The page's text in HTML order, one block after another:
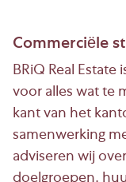
Commerciële
BRiQ Real
voor alles wat te
kant van het
samenwerking
adviseren wij